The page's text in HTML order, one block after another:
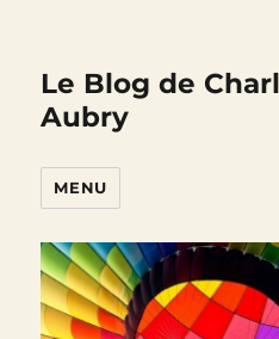
Le Blog de
Aubry
MENU